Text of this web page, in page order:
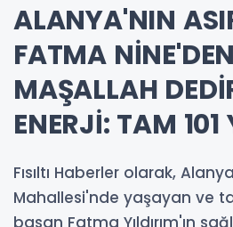
ALANYA'NIN
FATMA NİNE'DEN
MAŞALLAH
ENERJİ: TAM
Fısıltı Haberler olarak,
Mahallesi'nde yaşayan ve
basan Fatma Yıldırım'ın